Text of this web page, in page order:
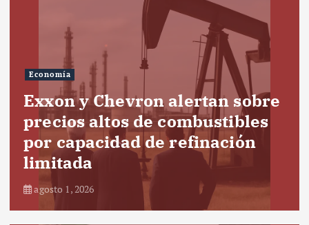
Economía
Exxon y Chevron alertan sobre
precios altos de combustibles
por capacidad de refinación
limitada
agosto 1, 2026